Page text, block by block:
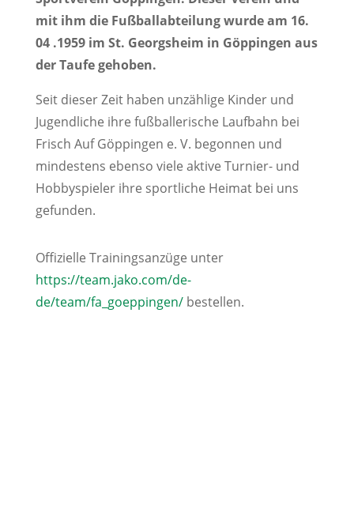
mit ihm die Fußballabteilung wurde am 16.
04 .1959 im St. Georgsheim in Göppingen aus
der Taufe gehoben.
Seit dieser Zeit haben unzählige Kinder und
Jugendliche ihre fußballerische Laufbahn bei
Frisch Auf Göppingen e. V. begonnen und
mindestens ebenso viele aktive Turnier- und
Hobbyspieler ihre sportliche Heimat bei uns
gefunden.
Offizielle Trainingsanzüge unter
https://team.jako.com/de-
de/team/fa_goeppingen/bestellen.